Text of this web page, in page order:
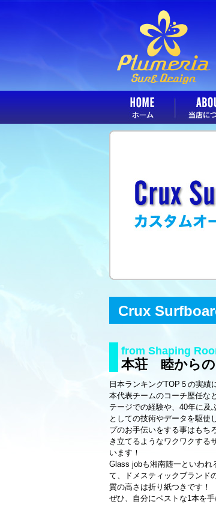
Crux
from Shaping
本荘 睦からの
日本ランキングTOP５の実績
本代表チームのコーチ歴任な
テージでの経験や、40年に及
としての技術やデータを駆使
プのお手伝いをする事はもち
き立てるようなワクワクする
います！
Glass jobも湘南随一といわれ
て、ドメスティックブランド
質の高さは折り紙つきです！
ぜひ、自分にベストな1本を